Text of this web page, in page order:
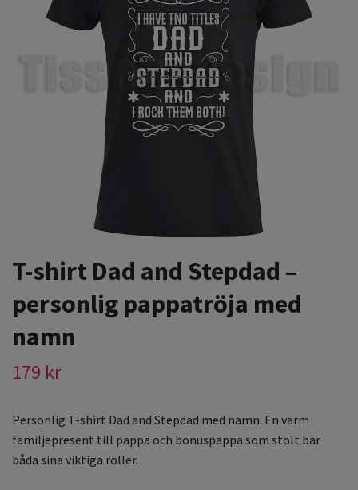
T-shirt Dad and Stepdad –
personlig pappatröja med
namn
179 kr
Personlig T-shirt Dad and Stepdad med namn. En varm
familjepresent till pappa och bonuspappa som stolt bär
båda sina viktiga roller.